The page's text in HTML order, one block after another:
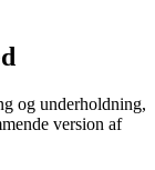
og underholdning,
version af